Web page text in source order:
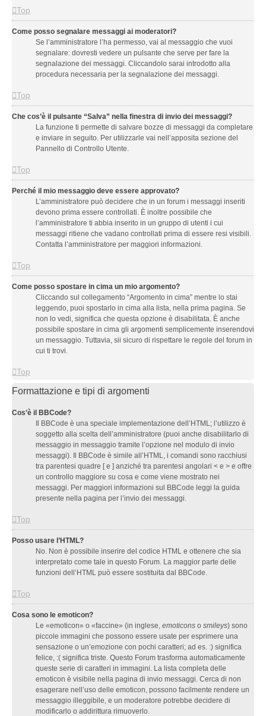
Top
Come posso segnalare messaggi ai moderatori?
Se l’amministratore l’ha permesso, vai al messaggio che vuoi
segnalare: dovresti vedere un pulsante che serve per fare la
segnalazione dei messaggi. Cliccandolo sarai introdotto alla
procedura necessaria per la segnalazione dei messaggi.
Top
Che cos’è il pulsante “Salva” nella finestra di invio dei messaggi?
La funzione ti permette di salvare bozze di messaggi da completare
e inviare in seguito. Per utilizzarle vai nell’apposita sezione del
Pannello di Controllo Utente.
Top
Perché il mio messaggio deve essere approvato?
L’amministratore può decidere che in un forum i messaggi inseriti
devono prima essere controllati. È inoltre possibile che
l’amministratore ti abbia inserito in un gruppo di utenti i cui
messaggi ritiene che vadano controllati prima di essere resi visibili.
Contatta l’amministratore per maggiori informazioni.
Top
Come posso spostare in cima un mio argomento?
Cliccando sul collegamento “Argomento in cima” mentre lo stai
leggendo, puoi spostarlo in cima alla lista, nella prima pagina. Se
non lo vedi, significa che questa opzione è disabilitata. È anche
possibile spostare in cima gli argomenti semplicemente inserendovi
un messaggio. Tuttavia, sii sicuro di rispettare le regole del forum in
cui ti trovi.
Top
Formattazione e tipi di argomenti
Cos’è il BBCode?
Il BBCode è una speciale implementazione dell’HTML; l’utilizzo è
soggetto alla scelta dell’amministratore (puoi anche disabilitarlo di
messaggio in messaggio tramite l’opzione nel modulo di invio
messaggi). Il BBCode è simile all’HTML, i comandi sono racchiusi
tra parentesi quadre [ e ] anziché tra parentesi angolari < e > e offre
un controllo maggiore su cosa e come viene mostrato nei
messaggi. Per maggiori informazioni sul BBCode leggi la guida
presente nella pagina per l’invio dei messaggi.
Top
Posso usare l’HTML?
No. Non è possibile inserire del codice HTML e ottenere che sia
interpretato come tale in questo Forum. La maggior parte delle
funzioni dell’HTML può essere sostituita dal BBCode.
Top
Cosa sono le emoticon?
Le «emoticon» o «faccine» (in inglese, emoticons o smileys) sono
piccole immagini che possono essere usate per esprimere una
sensazione o un’emozione con pochi caratteri; ad es. :) significa
felice, :( significa triste. Questo Forum trasforma automaticamente
queste serie di caratteri in immagini. La lista completa delle
emoticon è visibile nella pagina di invio messaggi. Cerca di non
esagerare nell’uso delle emoticon, possono facilmente rendere un
messaggio illeggibile, e un moderatore potrebbe decidere di
modificarlo o addirittura rimuoverlo.